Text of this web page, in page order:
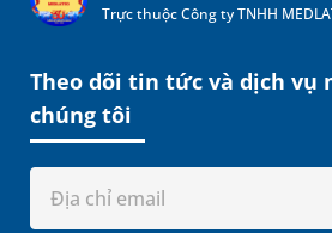
Trực thuộc Công ty TNHH
Theo dõi tin tức và dịch vụ
chúng tôi